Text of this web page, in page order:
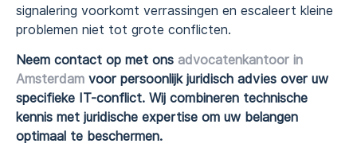
signalering voorkomt verrassingen en escaleert kleine
problemen niet tot grote conflicten.
Neem contact op met ons advocatenkantoor in
Amsterdam voor persoonlijk juridisch advies over uw
specifieke IT-conflict. Wij combineren technische
kennis met juridische expertise om uw belangen
optimaal te beschermen.